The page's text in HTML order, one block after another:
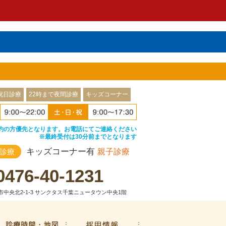
日診療 22時まで夜間診療 キッズコーナー
方優先となります。お電話にてご連絡ください
※最終受付は30分前までとなります
療 キッズコーナー有 親子診療
40-1231
中央北2-1-3 サンクタス千葉ニュータウン中央1階